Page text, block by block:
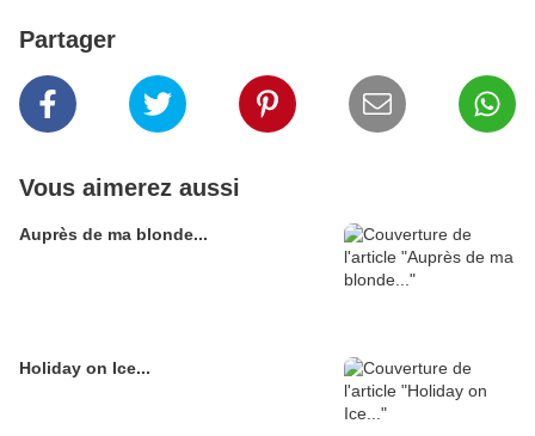
Partager
Vous aimerez aussi
Auprès de ma blonde...
Holiday on Ice...